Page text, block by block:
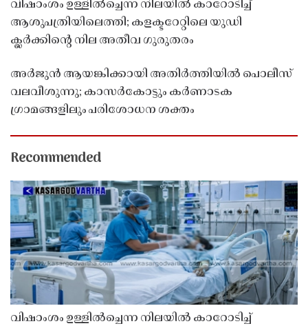
വിഷാംശം ഉള്ളിൽച്ചെന്ന നിലയിൽ കാറോടിച്ച്
ആശുപത്രിയിലെത്തി; കളക്ടറേറ്റിലെ യുഡി
ക്ലർക്കിൻ്റെ നില അതീവ ഗുരുതരം
അർജുൻ ആയങ്കിക്കായി അതിർത്തിയിൽ പൊലീസ്
വലവീശുന്നു; കാസർകോട്ടും കർണാടക
ഗ്രാമങ്ങളിലും പരിശോധന ശക്തം
Recommended
വിഷാംശം ഉള്ളിൽച്ചെന്ന നിലയിൽ കാറോടിച്ച്